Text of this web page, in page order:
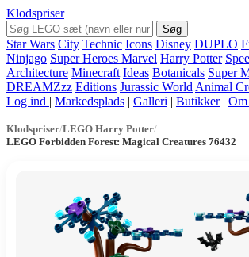
Klodspriser
Søg
Star Wars City Technic Icons Disney DUPLO
Ninjago Super Heroes Marvel Harry Potter
Architecture Minecraft Ideas Botanicals Super
DREAMZzz Editions Jurassic World Animal
Log ind | Markedsplads | Galleri | Butikker |
Klodspriser/LEGO Harry Potter/
LEGO Forbidden Forest: Magical Creatures 76432